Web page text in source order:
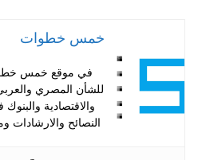
خمس خطوات
في موقع خمس
للشأن المصري
والاقتصادية
النصائح والارشادات